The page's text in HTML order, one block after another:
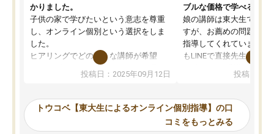
かりました。
子供の家で学びたいという意志を尊重
し、オンライン個別という選択をしま
した。
ヒアリングでどのような講師が希望
か、オプションは付帯するかなど選ぶ
事が出来ました。
ーティングを行い、その講師で良いか
見てから講師を決定する事ができま
投稿日：2025年09月12日
ブルな価格で学べる
娘の講師は東大生では無
すが、お薦めの問題集や
指導してくれています。
もLINEで直接先生に質問
めれるので、個人に合
いなのがあり(有料)、受
ことをどんなスケジュー
くか相談したのですが、
投稿日：
トウコベ【東大生によるオンライン個別指導】の口
コミをもっとみる